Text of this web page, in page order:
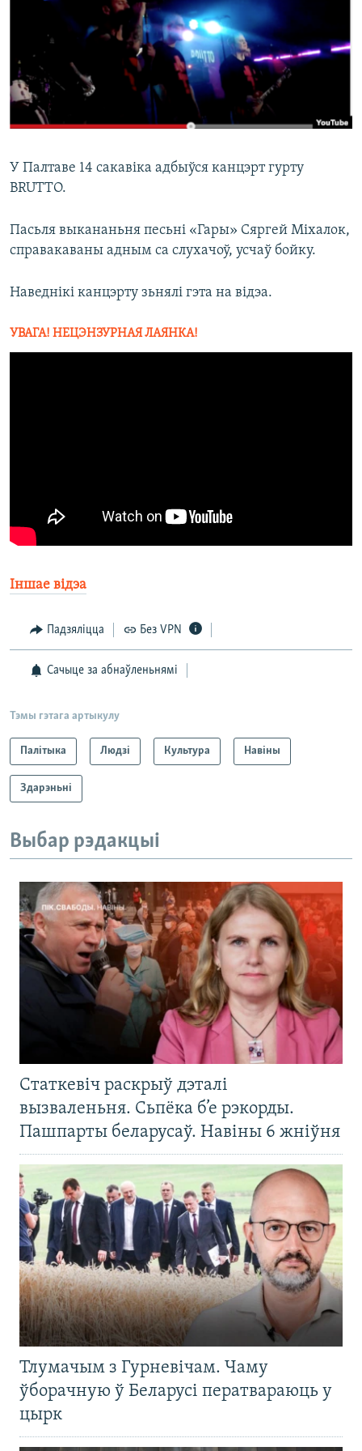
КАЛЯНДАР
НА ХВАЛЯХ СВАБОДЫ
У Палтаве 14 сакавіка адбыўся канцэрт гурту
BRUTTO.
Пасьля выкананьня песьні «Гары» Сяргей Міхалок,
справакаваны адным са слухачоў, усчаў бойку.
Наведнікі канцэрту зьнялі гэта на відэа.
УВАГА! НЕЦЭНЗУРНАЯ ЛАЯНКА!
Іншае відэа
Падзяліцца Без VPN
Сачыце за абнаўленьнямі
Тэмы гэтага артыкулу
Палітыка Людзі Культура Навіны
Здарэньні
Выбар рэдакцыі
Статкевіч раскрыў дэталі
вызваленьня. Сьпёка б’е рэкорды.
Пашпарты беларусаў. Навіны 6 жніўня
Тлумачым з Гурневічам. Чаму
ўборачную ў Беларусі ператвараюць у
цырк